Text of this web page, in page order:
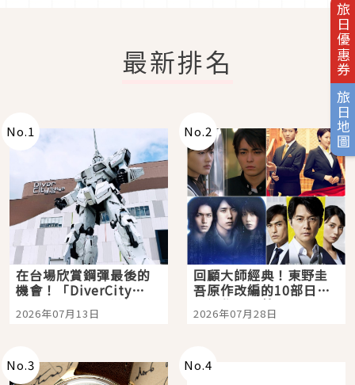
旅日優惠券
旅日地圖
最新排名
No.1
在台場欣賞鋼彈最後的
機會！「DiverCity
Tokyo Plaza」搭船、
購物、美食及夜景，一
2026年07月13日
No.2
回顧大師經典！東野圭
吾原作改編的10部日本
影視作品推薦
2026年07月28日
No.3 No.4